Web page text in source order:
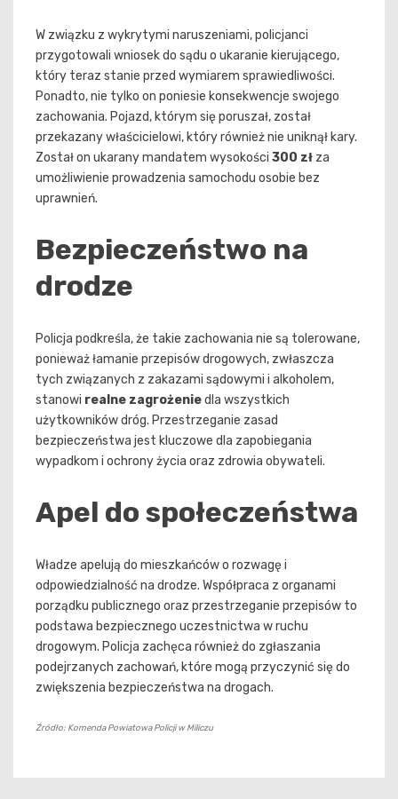
W związku z wykrytymi naruszeniami, policjanci
przygotowali wniosek do sądu o ukaranie kierującego,
który teraz stanie przed wymiarem sprawiedliwości.
Ponadto, nie tylko on poniesie konsekwencje swojego
zachowania. Pojazd, którym się poruszał, został
przekazany właścicielowi, który również nie uniknął kary.
Został on ukarany mandatem wysokości 300 zł za
umożliwienie prowadzenia samochodu osobie bez
uprawnień.
Bezpieczeństwo na
drodze
Policja podkreśla, że takie zachowania nie są tolerowane,
ponieważ łamanie przepisów drogowych, zwłaszcza
tych związanych z zakazami sądowymi i alkoholem,
stanowi realne zagrożeniedla wszystkich
użytkowników dróg. Przestrzeganie zasad
bezpieczeństwa jest kluczowe dla zapobiegania
wypadkom i ochrony życia oraz zdrowia obywateli.
Apel do społeczeństwa
Władze apelują do mieszkańców o rozwagę i
odpowiedzialność na drodze. Współpraca z organami
porządku publicznego oraz przestrzeganie przepisów to
podstawa bezpiecznego uczestnictwa w ruchu
drogowym. Policja zachęca również do zgłaszania
podejrzanych zachowań, które mogą przyczynić się do
zwiększenia bezpieczeństwa na drogach.
Źródło: Komenda Powiatowa Policji w Miliczu